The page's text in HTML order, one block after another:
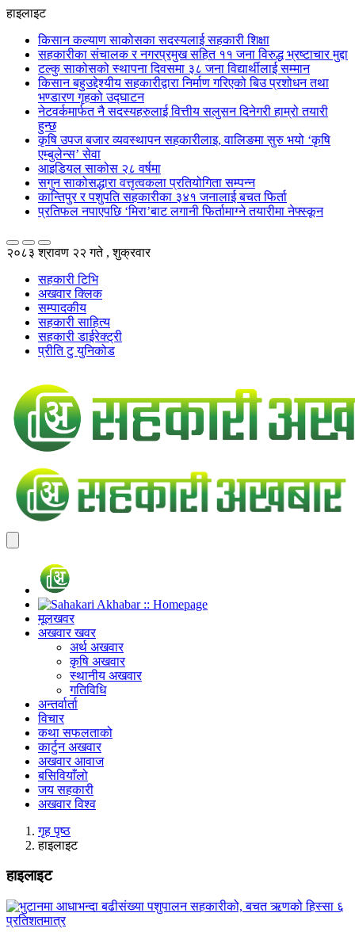
हाइलाइट
किसान कल्याण साकोसका सदस्यलाई सहकारी शिक्षा
सहकारीका संचालक र नगरप्रमुख सहित ११ जना विरुद्ध भ्रष्टाचार मुद्दा
टल्कु साकोसको स्थापना दिवसमा ३८ जना विद्यार्थीलाई सम्मान
किसान बहुउद्देश्यीय सहकारीद्वारा निर्माण गरिएको बिउ प्रशोधन तथा
भण्डारण गृहको उद्घाटन
नेटवर्कमार्फत नै सदस्यहरुलाई वित्तीय सलुसन दिनेगरी हाम्रो तयारी
हुन्छ
कृषि उपज बजार व्यवस्थापन सहकारीलाइ, वालिङमा सुरु भयो ‘कृषि
एम्बुलेन्स’ सेवा
आइडियल साकोस २८ वर्षमा
सगुन साकोसद्धारा वत्तृत्वकला प्रतियोगिता सम्पन्न
कान्तिपुर र पशुपति सहकारीका ३४१ जनालाई बचत फिर्ता
प्रतिफल नपाएपछि ‘मिरा’बाट लगानी फिर्तामाग्ने तयारीमा नेफ्स्कून
२०८३ श्रावण २२ गते , शुक्रवार
सहकारी टिभि
अखवार क्लिक
सम्पादकीय
सहकारी साहित्य
सहकारी डाईरेक्ट्री
प्रीति टु युनिकोड
मूलखवर
अखवार खवर
अर्थ अखवार
कृषि अखवार
स्थानीय अखवार
गतिविधि
अन्तर्वार्ता
विचार
कथा सफलताको
कार्टुन अखवार
अखवार आवाज
बसिवियाँलो
जय सहकारी
अखवार विश्व
गृह पृष्ठ
हाइलाइट
हाइलाइट